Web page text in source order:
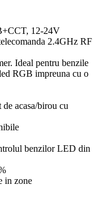
12-24V
2.4GHz RF
Ideal pentru benzile
RGB impreuna cu o
acasa/birou cu
benzilor LED din
in zone